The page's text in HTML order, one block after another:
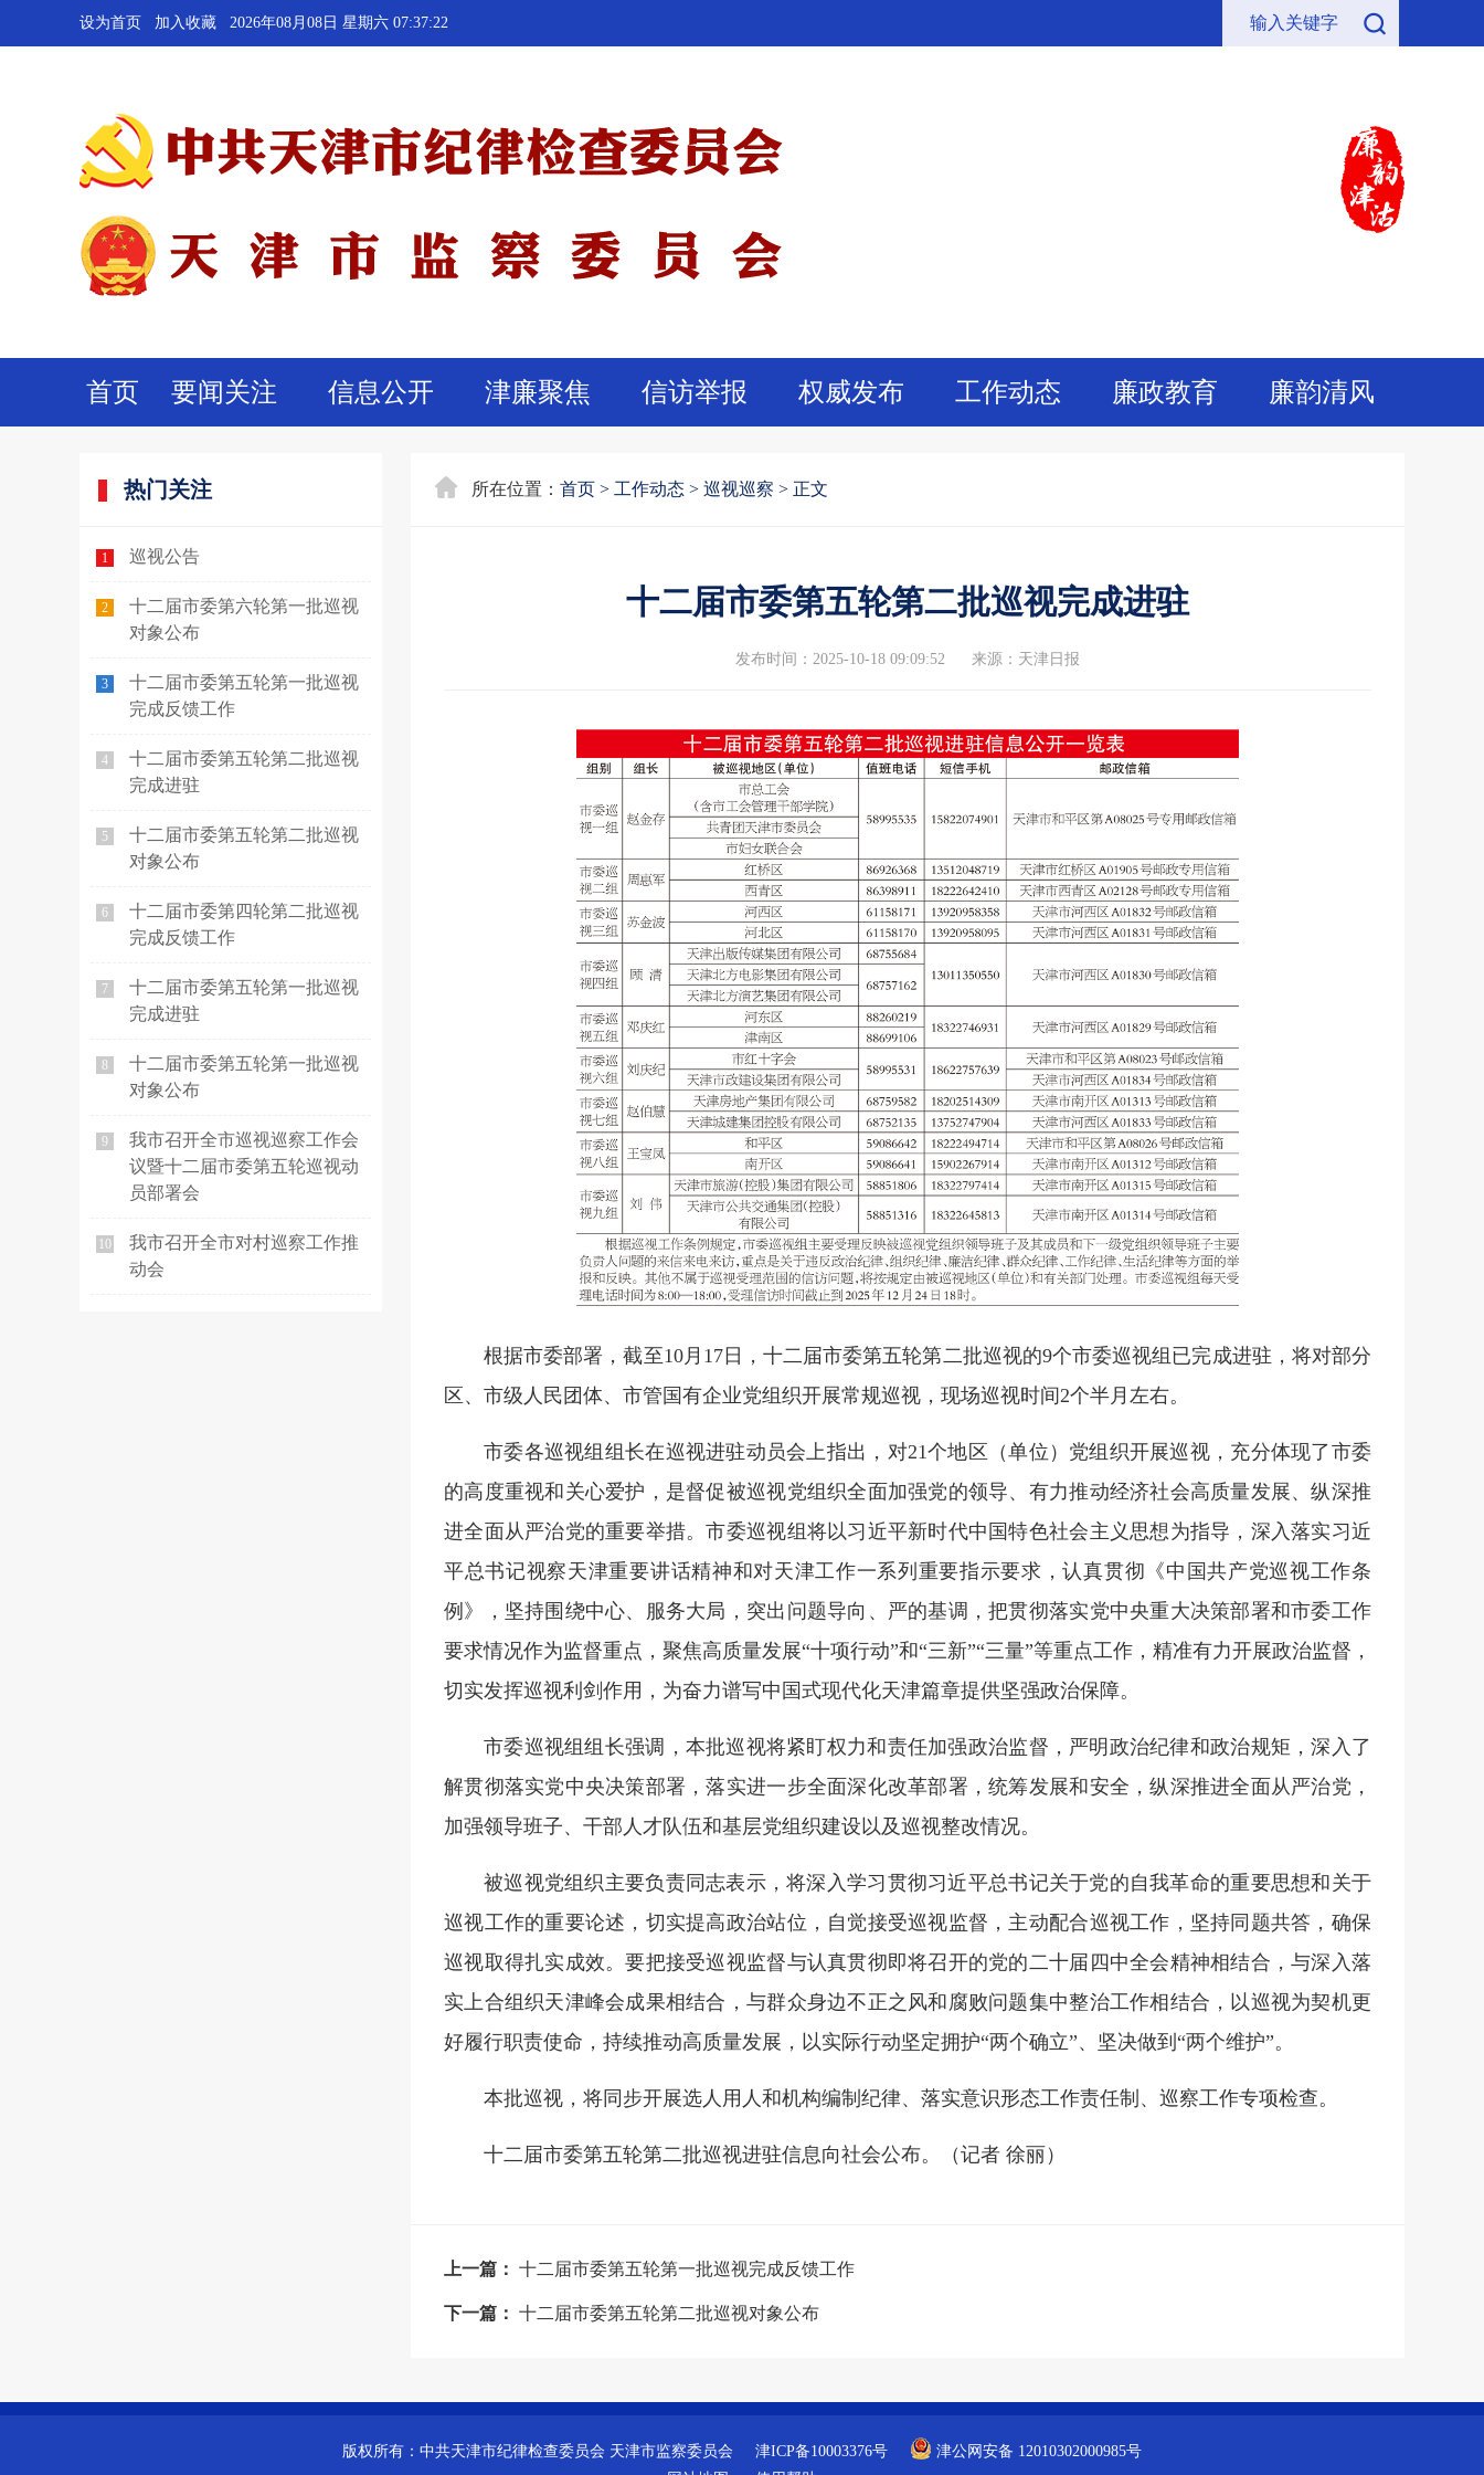
设为首页 加入收藏 2026年08月08日 星期六 07:37:23
首页 要闻关注 信息公开 津廉聚焦 信访举报 权威发布 工作动态 廉政教育 廉韵清风
热门关注
1 巡视公告
2
十二届市委第六轮第一批巡视
对象公布
3
十二届市委第五轮第一批巡视
完成反馈工作
4
十二届市委第五轮第二批巡视
完成进驻
5
十二届市委第五轮第二批巡视
对象公布
6
十二届市委第四轮第二批巡视
完成反馈工作
7
十二届市委第五轮第一批巡视
完成进驻
8
十二届市委第五轮第一批巡视
对象公布
9
我市召开全市巡视巡察工作会
议暨十二届市委第五轮巡视动
员部署会
10
我市召开全市对村巡察工作推
动会
所在位置： 首页 > 工作动态 > 巡视巡察 > 正文
十二届市委第五轮第二批巡视完成进驻
发布时间：2025-10-18 09:09:52 来源：天津日报
根据市委部署，截至10月17日，十二届市委第五轮第二批巡视的9个市委巡视组已完成进驻，将对部分
区、市级人民团体、市管国有企业党组织开展常规巡视，现场巡视时间2个半月左右。
市委各巡视组组长在巡视进驻动员会上指出，对21个地区（单位）党组织开展巡视，充分体现了市委
的高度重视和关心爱护，是督促被巡视党组织全面加强党的领导、有力推动经济社会高质量发展、纵深推
进全面从严治党的重要举措。市委巡视组将以习近平新时代中国特色社会主义思想为指导，深入落实习近
平总书记视察天津重要讲话精神和对天津工作一系列重要指示要求，认真贯彻《中国共产党巡视工作条
例》，坚持围绕中心、服务大局，突出问题导向、严的基调，把贯彻落实党中央重大决策部署和市委工作
要求情况作为监督重点，聚焦高质量发展“十项行动”和“三新”“三量”等重点工作，精准有力开展政治监督，
切实发挥巡视利剑作用，为奋力谱写中国式现代化天津篇章提供坚强政治保障。
市委巡视组组长强调，本批巡视将紧盯权力和责任加强政治监督，严明政治纪律和政治规矩，深入了
解贯彻落实党中央决策部署，落实进一步全面深化改革部署，统筹发展和安全，纵深推进全面从严治党，
加强领导班子、干部人才队伍和基层党组织建设以及巡视整改情况。
被巡视党组织主要负责同志表示，将深入学习贯彻习近平总书记关于党的自我革命的重要思想和关于
巡视工作的重要论述，切实提高政治站位，自觉接受巡视监督，主动配合巡视工作，坚持同题共答，确保
巡视取得扎实成效。要把接受巡视监督与认真贯彻即将召开的党的二十届四中全会精神相结合，与深入落
实上合组织天津峰会成果相结合，与群众身边不正之风和腐败问题集中整治工作相结合，以巡视为契机更
好履行职责使命，持续推动高质量发展，以实际行动坚定拥护“两个确立”、坚决做到“两个维护”。
本批巡视，将同步开展选人用人和机构编制纪律、落实意识形态工作责任制、巡察工作专项检查。
十二届市委第五轮第二批巡视进驻信息向社会公布。 （记者 徐丽）
上一篇： 十二届市委第五轮第一批巡视完成反馈工作
下一篇： 十二届市委第五轮第二批巡视对象公布
版权所有： 中共天津市纪律检查委员会 天津市监察委员会 津ICP备10003376号
津公网安备 12010302000985号